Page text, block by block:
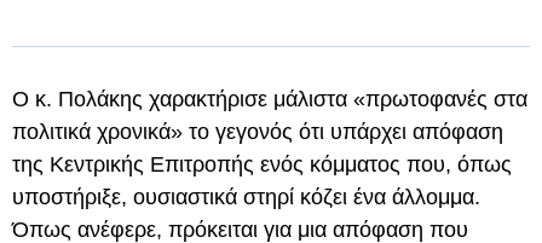
Ο κ. Πολάκης χαρακτήρισε μάλιστα «πρωτοφανές στα
πολιτικά χρονικά» το γεγονός ότι υπάρχει απόφαση
της Κεντρικής Επιτροπής ενός κόμματος που, όπως
υποστήριξε, ουσιαστικά στηρί κόζει ένα άλλομμα.
Όπως ανέφερε, πρόκειται για μια απόφαση που